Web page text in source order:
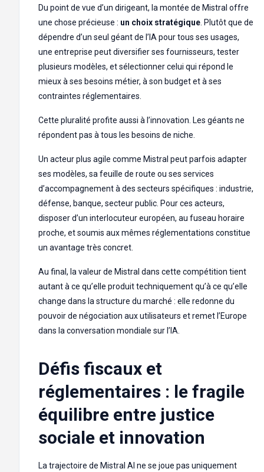
Du point de vue d’un dirigeant, la montée de Mistral offre
une chose précieuse : un choix stratégique . Plutôt que de
dépendre d’un seul géant de l’IA pour tous ses usages,
une entreprise peut diversifier ses fournisseurs, tester
plusieurs modèles, et sélectionner celui qui répond le
mieux à ses besoins métier, à son budget et à ses
contraintes réglementaires.
Cette pluralité profite aussi à l’innovation. Les géants ne
répondent pas à tous les besoins de niche.
Un acteur plus agile comme Mistral peut parfois adapter
ses modèles, sa feuille de route ou ses services
d’accompagnement à des secteurs spécifiques : industrie,
défense, banque, secteur public. Pour ces acteurs,
disposer d’un interlocuteur européen, au fuseau horaire
proche, et soumis aux mêmes réglementations constitue
un avantage très concret.
Au final, la valeur de Mistral dans cette compétition tient
autant à ce qu’elle produit techniquement qu’à ce qu’elle
change dans la structure du marché : elle redonne du
pouvoir de négociation aux utilisateurs et remet l’Europe
dans la conversation mondiale sur l’IA.
Défis fiscaux et
réglementaires : le fragile
équilibre entre justice
sociale et innovation
La trajectoire de Mistral AI ne se joue pas uniquement